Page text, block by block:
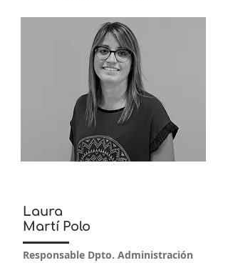
Laura
Martí Polo
Responsable Dpto. Administración